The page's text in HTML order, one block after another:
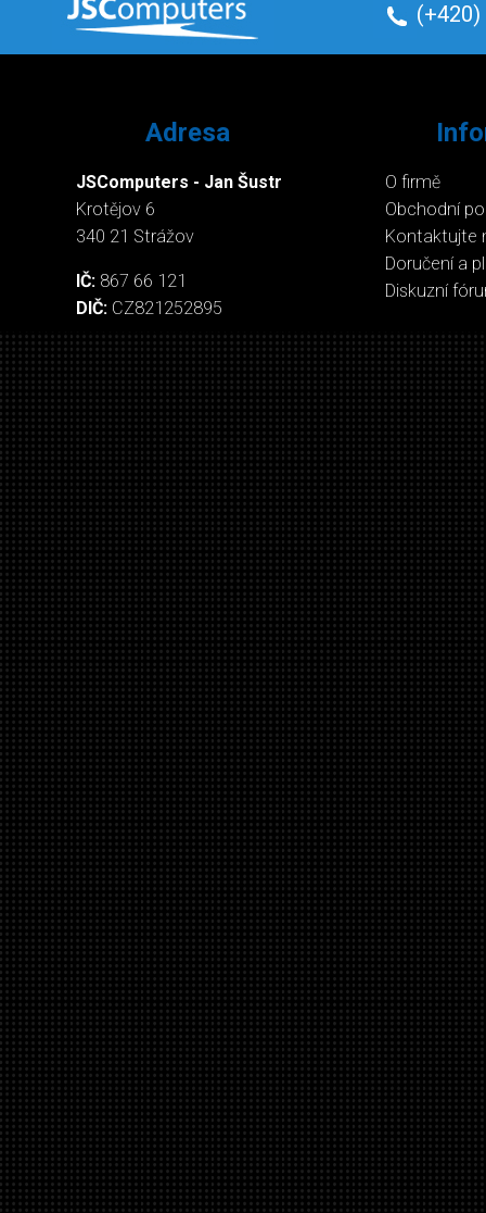
(+420)
Adresa
JSComputers - Jan Šustr
Krotějov 6
340 21 Strážov
IČ: 867 66 121
DIČ: CZ821252895
O firmě
Obchodní
Kontaktujte
Doručení a
Diskuzní